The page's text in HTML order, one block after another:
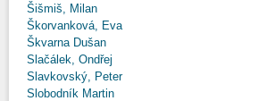
Šišmiš, Milan
Škorvanková, Eva
Škvarna Dušan
Slačálek, Ondřej
Slavkovský, Peter
Slobodník Martin